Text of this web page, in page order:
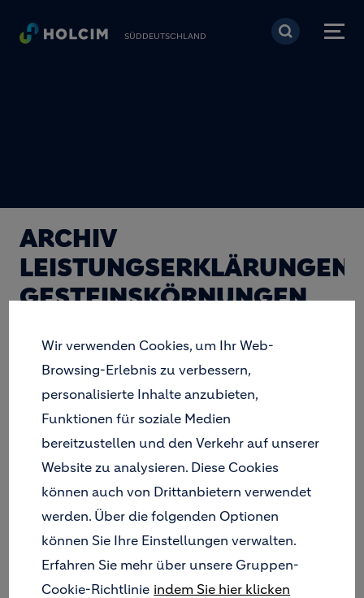
Direkt zum Inhalt
SÜDDEUTSCHLAND
ARCHIV
LEISTUNGSERKLÄRUNGEN
GESTEINSKÖRNUNGEN
KIESWERK FORT LOUIS
KIESWERK MALSCH
TROCKENSANDWERK MALSCH
KIESWERK RHEINZABERN
Wir verwenden Cookies, um Ihr Web-
Browsing-Erlebnis zu verbessern,
personalisierte Inhalte anzubieten,
Funktionen für soziale Medien
bereitzustellen und den Verkehr auf unserer
Website zu analysieren. Diese Cookies
können auch von Drittanbietern verwendet
werden. Über die folgenden Optionen
können Sie Ihre Einstellungen verwalten.
Erfahren Sie mehr über unsere Gruppen-
Cookie-Richtlinie indem Sie hier klicken